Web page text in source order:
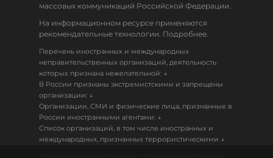
массовых коммуникаций Российской Федерации.
На информационном ресурсе применяются
рекомендательные технологии. Подробнее.
Перечень иностранных и международных
неправительственных организаций, деятельность
которых признана нежелательной: ↓
В России признаны экстремистскими и запрещены
организации: ↓
Организации, СМИ и физические лица, признанные в
России иностранными агентами: ↓
Список организаций, в том числе иностранных и
международных, признанных террористическими ↓